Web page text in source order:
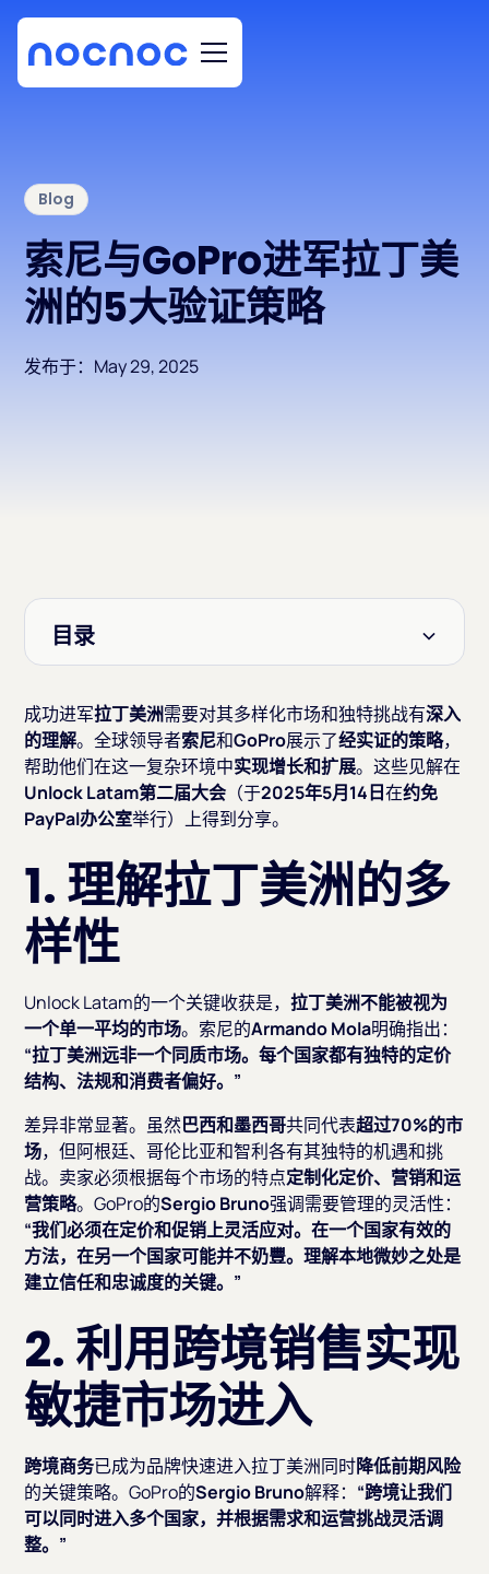
Blog
索尼与GoPro进军拉丁美
洲的5大验证策略
发布于： May 29, 2025
成功进军拉丁美洲需要对其多样化市场和独特挑战有深入
的理解。全球领导者索尼和GoPro展示了经实证的策略，
帮助他们在这一复杂环境中实现增长和扩展。这些见解在
Unlock Latam第二届大会 （于2025年5月14日在约免
PayPal办公室举行）上得到分享。
1. 理解拉丁美洲的多
样性
Unlock Latam的一个关键收获是，拉丁美洲不能被视为
一个单一平均的市场。索尼的Armando Mola明确指出：
“拉丁美洲远非一个同质市场。每个国家都有独特的定价
结构、法规和消费者偏好。”
差异非常显著。虽然巴西和墨西哥共同代表超过70%的市
场，但阿根廷、哥伦比亚和智利各有其独特的机遇和挑
战。卖家必须根据每个市场的特点定制化定价、营销和运
营策略。GoPro的Sergio Bruno强调需要管理的灵活性：
“我们必须在定价和促销上灵活应对。在一个国家有效的
方法，在另一个国家可能并不奶豐。理解本地微妙之处是
建立信任和忠诚度的关键。”
2. 利用跨境销售实现
敏捷市场进入
跨境商务已成为品牌快速进入拉丁美洲同时降低前期风险
的关键策略。GoPro的Sergio Bruno解释： “跨境让我们
可以同时进入多个国家，并根据需求和运营挑战灵活调
整。”
目录